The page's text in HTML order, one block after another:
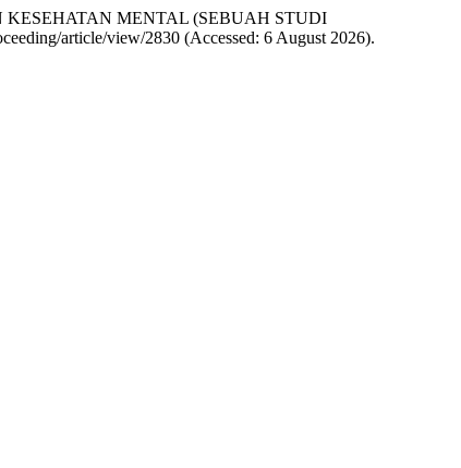
MENTAL (SEBUAH STUDI
article/view/2830 (Accessed: 6 August 2026).